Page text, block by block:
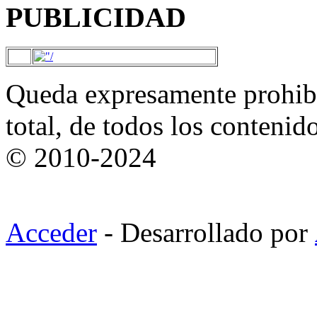
PUBLICIDAD
Queda expresamente
total, de todos los
© 2010-2024
Acceder - Desarrollado por